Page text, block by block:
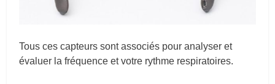
Tous ces capteurs sont associés pour analyser et
évaluer la fréquence et votre rythme respiratoires.